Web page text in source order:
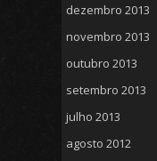
dezembro 2013
novembro 2013
outubro 2013
setembro 2013
julho 2013
agosto 2012